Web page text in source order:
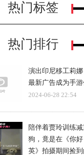
热门标签
热门排行
演出印尼移工莉
最新广告成为手游
2024-06-28 22:54
陪伴着贾玲训练
狗，竟是在《你
英》拍摄期间捡到